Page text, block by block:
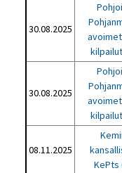
30.08.2025
30.08.2025
08.11.2025
KePts